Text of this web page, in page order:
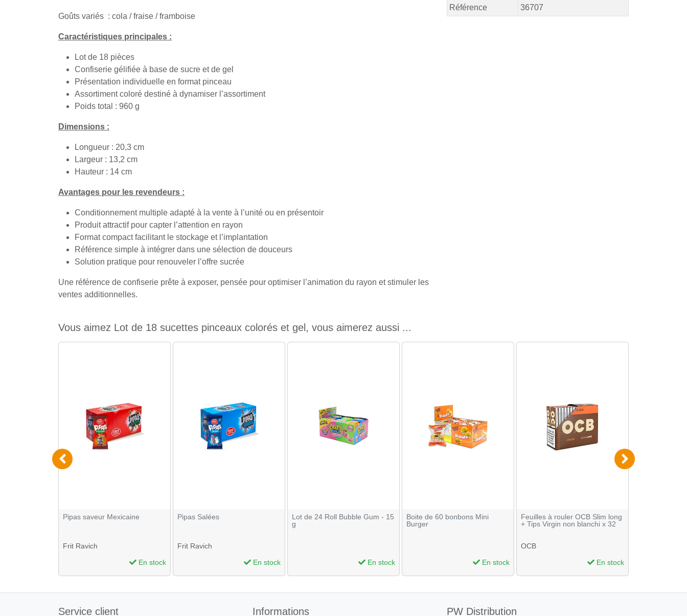
Goûts variés : cola / fraise / framboise
Caractéristiques principales :
Lot de 18 pièces
Confiserie gélifiée à base de sucre et de gel
Présentation individuelle en format pinceau
Assortiment coloré destiné à dynamiser l’assortiment
Poids total : 960 g
Dimensions :
Longueur : 20,3 cm
Largeur : 13,2 cm
Hauteur : 14 cm
Avantages pour les revendeurs :
Conditionnement multiple adapté à la vente à l’unité ou en présentoir
Produit attractif pour capter l’attention en rayon
Format compact facilitant le stockage et l’implantation
Référence simple à intégrer dans une sélection de douceurs
Solution pratique pour renouveler l’offre sucrée
Une référence de confiserie prête à exposer, pensée pour optimiser l’animation du rayon et stimuler les
ventes additionnelles.
Référence
36707
Vous aimez Lot de 18 sucettes pinceaux colorés et gel, vous aimerez aussi ...
Pipas saveur Mexicaine
Frit Ravich
En stock
Pipas Salées
Frit Ravich
En stock
Lot de 24 Roll Bubble Gum - 15
g
En stock
Boite de 60 bonbons Mini
Burger
En stock
Feuilles à rouler OCB Slim long
+ Tips Virgin non blanchi x 32
OCB
En stock
Service client Informations PW Distribution